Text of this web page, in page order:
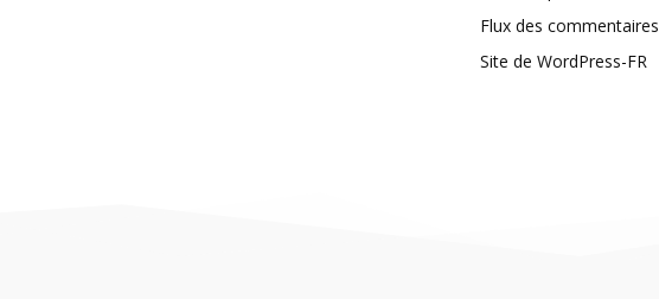
Flux des commentaires
Site de WordPress-FR